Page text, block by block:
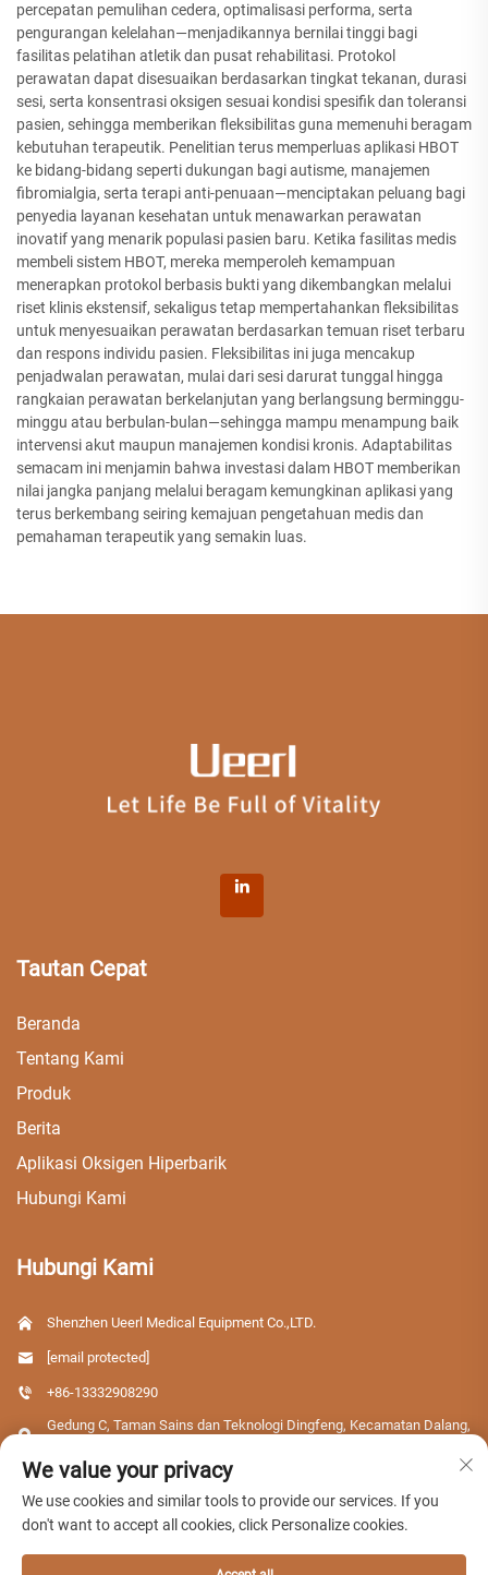
percepatan pemulihan cedera, optimalisasi performa, serta
pengurangan kelelahan—menjadikannya bernilai tinggi bagi
fasilitas pelatihan atletik dan pusat rehabilitasi. Protokol
perawatan dapat disesuaikan berdasarkan tingkat tekanan, durasi
sesi, serta konsentrasi oksigen sesuai kondisi spesifik dan toleransi
pasien, sehingga memberikan fleksibilitas guna memenuhi beragam
kebutuhan terapeutik. Penelitian terus memperluas aplikasi HBOT
ke bidang-bidang seperti dukungan bagi autisme, manajemen
fibromialgia, serta terapi anti-penuaan—menciptakan peluang bagi
penyedia layanan kesehatan untuk menawarkan perawatan
inovatif yang menarik populasi pasien baru. Ketika fasilitas medis
membeli sistem HBOT, mereka memperoleh kemampuan
menerapkan protokol berbasis bukti yang dikembangkan melalui
riset klinis ekstensif, sekaligus tetap mempertahankan fleksibilitas
untuk menyesuaikan perawatan berdasarkan temuan riset terbaru
dan respons individu pasien. Fleksibilitas ini juga mencakup
penjadwalan perawatan, mulai dari sesi darurat tunggal hingga
rangkaian perawatan berkelanjutan yang berlangsung berminggu-
minggu atau berbulan-bulan—sehingga mampu menampung baik
intervensi akut maupun manajemen kondisi kronis. Adaptabilitas
semacam ini menjamin bahwa investasi dalam HBOT memberikan
nilai jangka panjang melalui beragam kemungkinan aplikasi yang
terus berkembang seiring kemajuan pengetahuan medis dan
pemahaman terapeutik yang semakin luas.
Tautan Cepat
Beranda
Tentang Kami
Produk
Berita
Aplikasi Oksigen Hiperbarik
Hubungi Kami
Hubungi Kami
Shenzhen Ueerl Medical Equipment Co.,LTD.
[email protected]
+86-13332908290
Gedung C, Taman Sains dan Teknologi Dingfeng, Kecamatan Dalang,
We value your privacy
We use cookies and similar tools to provide our services. If you
don't want to accept all cookies, click Personalize cookies.